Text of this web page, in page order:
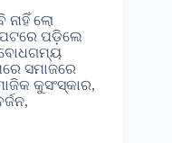
ନାହିଁ ଲୋ
ପଡ଼ିଲେ
ସମାଜରେ
କୁସଂସ୍କାର,